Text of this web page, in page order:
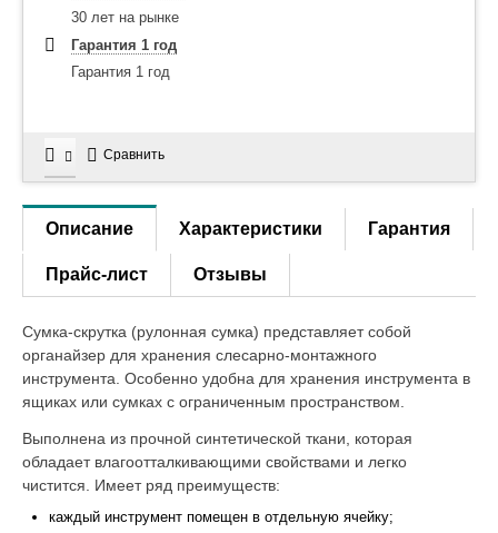
30 лет на рынке
Гарантия 1 год
Гарантия 1 год
Сравнить
Описание Характеристики Гарантия
Прайс-лист Отзывы
Сумка-скрутка (рулонная сумка) представляет собой
органайзер для хранения слесарно-монтажного
инструмента. Особенно удобна для хранения инструмента в
ящиках или сумках с ограниченным пространством.
Выполнена из прочной синтетической ткани, которая
обладает влагоотталкивающими свойствами и легко
чистится. Имеет ряд преимуществ:
каждый инструмент помещен в отдельную ячейку;